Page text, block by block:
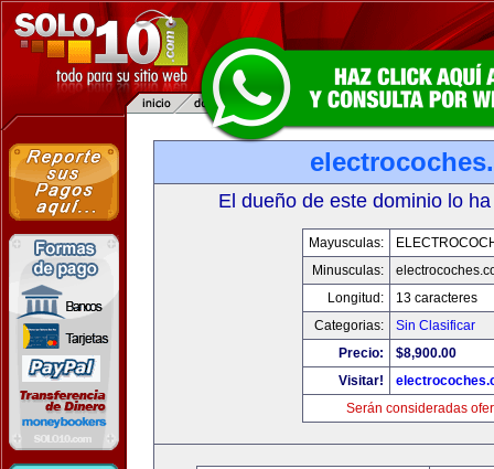
El dueño de este dominio lo
Mayusculas:
Minusculas:
Longitud:
13 caracteres
Categorias:
Sin Clasificar
Precio:
$8,900.00
Visitar!
Serán consideradas